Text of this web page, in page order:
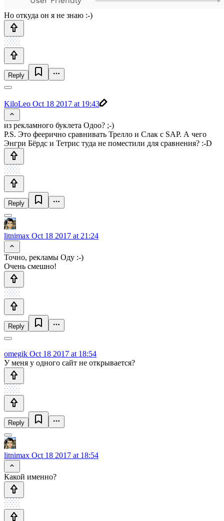
Но откуда он я не знаю :-)
Reply
KiloLeo Oct 18 2017 at 19:43
из рекламного буклета Одоо? ;-)
P.S. Это феерично сравнивать Трелло и Слак с SAP. А чего
Энгри Бёрдс и Тетрис туда не поместили для сравнения? :-D
Reply
litnimax Oct 18 2017 at 21:24
Точно, рекламы Оду :-)
Очень смешно!
Reply
omegik Oct 18 2017 at 18:54
У меня у одного сайт не открывается?
Reply
litnimax Oct 18 2017 at 18:54
Какой именно?